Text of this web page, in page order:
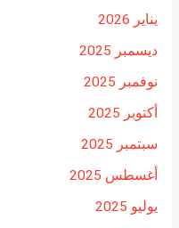
يناير 2026
ديسمبر 2025
نوفمبر 2025
أكتوبر 2025
سبتمبر 2025
أغسطس 2025
يوليو 2025